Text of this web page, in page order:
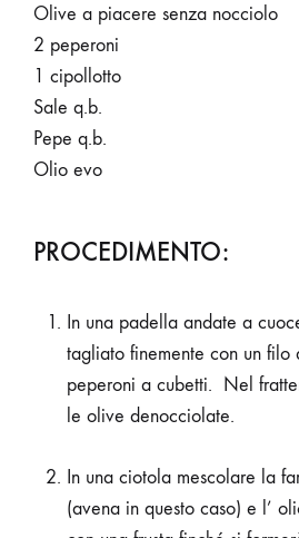
Olive a piacere senza nocciolo
2 peperoni
1 cipollotto
Sale q.b.
Pepe q.b.
Olio evo
PROCEDIMENTO:
In una padella andate a
tagliato finemente con un
peperoni a cubetti.
Nel
le olive denocciolate.
In una ciotola mescolare la
(avena in questo caso) e l’